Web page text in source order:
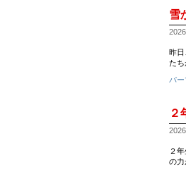
雪
昨日
た
パー
２
２
の